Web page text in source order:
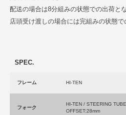
配送の場合は8分組みの状態での出荷と
店頭受け渡しの場合には完組みの状態
SPEC.
フレーム HI-TEN
フォーク
HI-TEN / STEERING
OFFSET:28mm